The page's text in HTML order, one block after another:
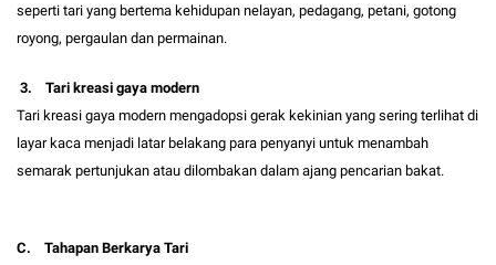
seperti tari yang bertema kehidupan nelayan, pedagang, petani, gotong
royong, pergaulan dan permainan.
3. Tari kreasi gaya modern
Tari kreasi gaya modern mengadopsi gerak kekinian yang sering terlihat di
layar kaca menjadi latar belakang para penyanyi untuk menambah
semarak pertunjukan atau dilombakan dalam ajang pencarian bakat.
C. Tahapan Berkarya Tari